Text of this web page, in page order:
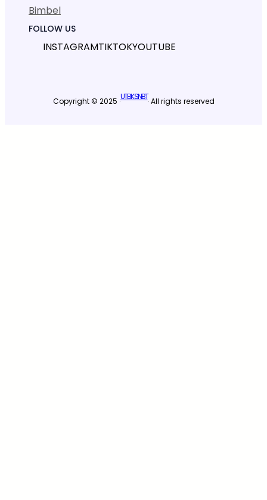
Bimbel
FOLLOW US
INSTAGRAMTIKTOKYOUTUBE
Copyright © 2025 ·UTBK SNBT· All rights reserved